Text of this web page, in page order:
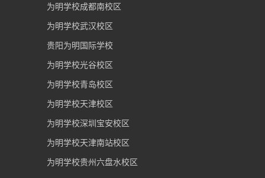
为明学校成都南校区
为明学校武汉校区
贵阳为明国际学校
为明学校光谷校区
为明学校青岛校区
为明学校天津校区
为明学校深圳宝安校区
为明学校天津南站校区
为明学校贵州六盘水校区